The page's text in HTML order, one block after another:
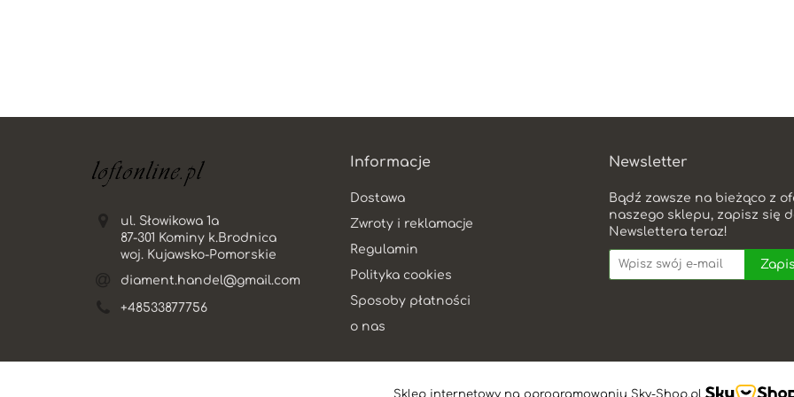
ul. Słowikowa 1a
87-301 Kominy k.Brodnica
woj. Kujawsko-Pomorskie
diament.handel@gmail.com
+48533877756
Informacje
Dostawa
Zwroty i reklamacje
Regulamin
Polityka cookies
Sposoby płatności
o nas
Newsletter
Bądź zawsze na bieżąco z
naszego sklepu, zapisz się
Newslettera teraz!
Sklep internetowy na oprogramowaniu Sky-Shop.pl